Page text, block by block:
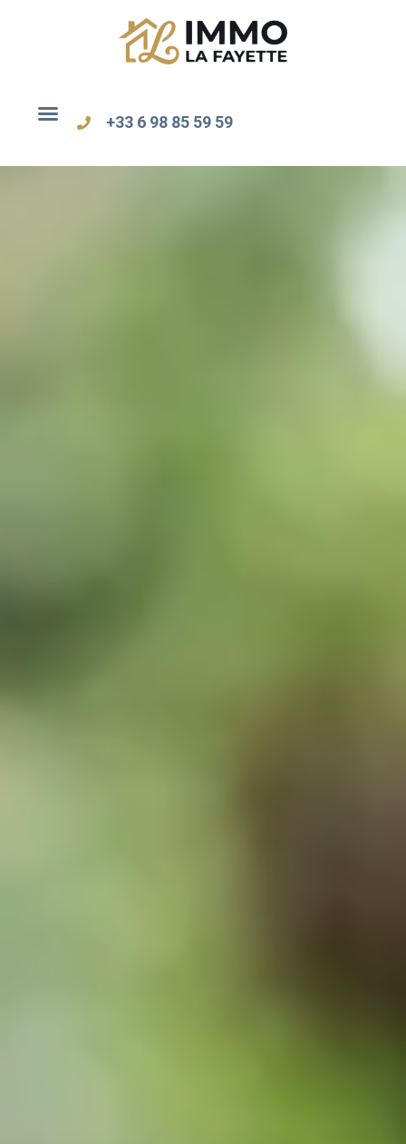
+33 6 98 85 59 59